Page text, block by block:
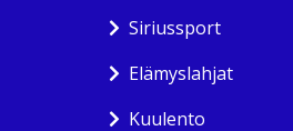
Siriussport
Elämyslahjat
Kuulento